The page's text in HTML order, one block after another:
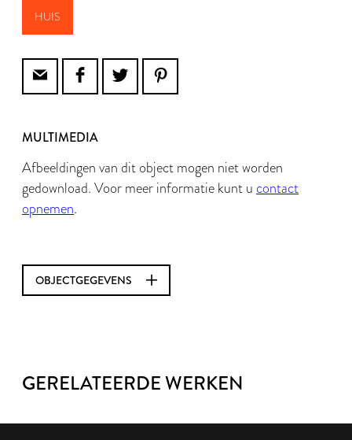
HUIS
MULTIMEDIA
Afbeeldingen van dit object mogen niet worden
gedownload. Voor meer informatie kunt u contact
opnemen.
OBJECTGEGEVENS
GERELATEERDE WERKEN